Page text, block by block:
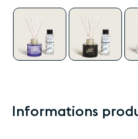
Informations